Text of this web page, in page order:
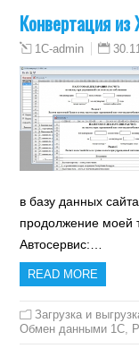
Конвертация из
1C-admin
в базу данных
продолжение моей
Автосервис:…
READ MORE
Загрузка и
Обмен данными 1С,